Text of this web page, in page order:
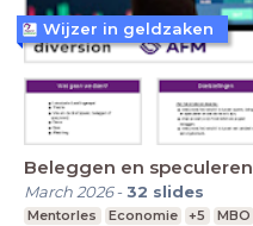
Beleggen en speculeren
March 2026-32 slides
Mentorles Economie +5 MBO
Wijzer in geldzaken